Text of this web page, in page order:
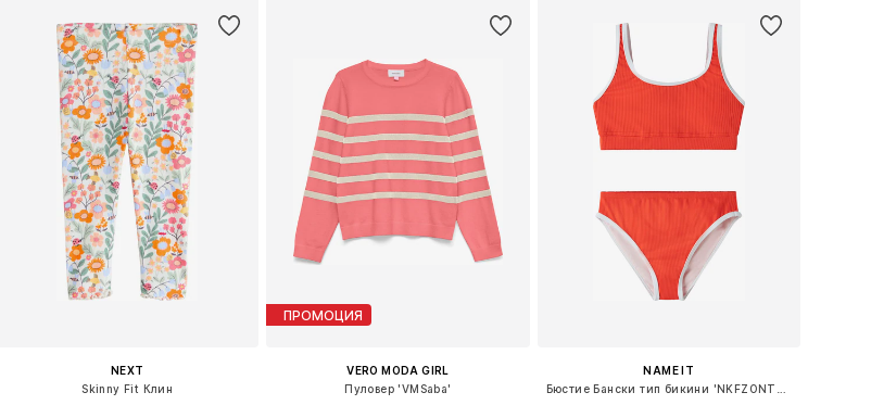
NEXT
Skinny Fit Клин
ПРОМОЦИЯ
VERO MODA GIRL
Пуловер 'VMSaba'
NAME IT